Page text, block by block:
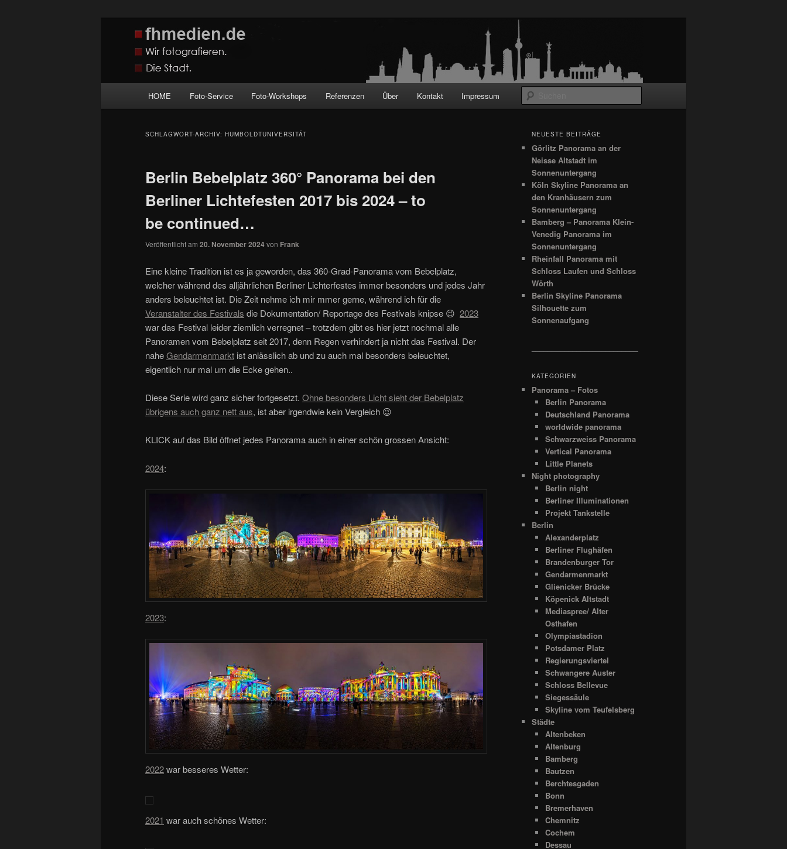
fhmedien.de
Wir fotografieren die Hauptstadt!
HOME Foto-Service Foto-Workshops Referenzen Über Kontakt Impressum
SCHLAGWORT-ARCHIV: HUMBOLDTUNIVERSITÄT
Berlin Bebelplatz 360° Panorama bei den
Berliner Lichtefesten 2017 bis 2024 – to
be continued…
Veröffentlicht am 20. November 2024von Frank
Eine kleine Tradition ist es ja geworden, das 360-Grad-Panorama vom Bebelplatz,
welcher während des alljährlichen Berliner Lichterfestes immer besonders und jedes Jahr
anders beleuchtet ist. Die Zeit nehme ich mir mmer gerne, während ich für die
Veranstalter des Festivals die Dokumentation/ Reportage des Festivals knipse 😉 2023
war das Festival leider ziemlich verregnet – trotzdem gibt es hier jetzt nochmal alle
Panoramen vom Bebelplatz seit 2017, denn Regen verhindert ja nicht das Festival. Der
naheGendarmenmarkt ist anlässlich ab und zu auch mal besonders beleuchtet,
eigentlich nur mal um die Ecke gehen..
Diese Serie wird ganz sicher fortgesetzt. Ohne besonders Licht sieht der Bebelplatz
übrigens auch ganz nett aus, ist aber irgendwie kein Vergleich 😉
KLICK auf das Bild öffnet jedes Panorama auch in einer schön grossen Ansicht:
2024:
2023:
2022war besseres Wetter:
2021 war auch schönes Wetter:
NEUESTE BEITRÄGE
Görlitz Panorama an der
Neisse Altstadt im
Sonnenuntergang
Köln Skyline Panorama an
den Kranhäusern zum
Sonnenuntergang
Bamberg – Panorama Klein-
Venedig Panorama im
Sonnenuntergang
Rheinfall Panorama mit
Schloss Laufen und Schloss
Wörth
Berlin Skyline Panorama
Silhouette zum
Sonnenaufgang
KATEGORIEN
Panorama – Fotos
Berlin Panorama
Deutschland Panorama
worldwide panorama
Schwarzweiss Panorama
Vertical Panorama
Little Planets
Night photography
Berlin night
Berliner Illuminationen
Projekt Tankstelle
Berlin
Alexanderplatz
Berliner Flughäfen
Brandenburger Tor
Gendarmenmarkt
Glienicker Brücke
Köpenick Altstadt
Mediaspree/ Alter
Osthafen
Olympiastadion
Potsdamer Platz
Regierungsviertel
Schwangere Auster
Schloss Bellevue
Siegessäule
Skyline vom Teufelsberg
Städte
Altenbeken
Altenburg
Bamberg
Bautzen
Berchtesgaden
Bonn
Bremerhaven
Chemnitz
Cochem
Dessau